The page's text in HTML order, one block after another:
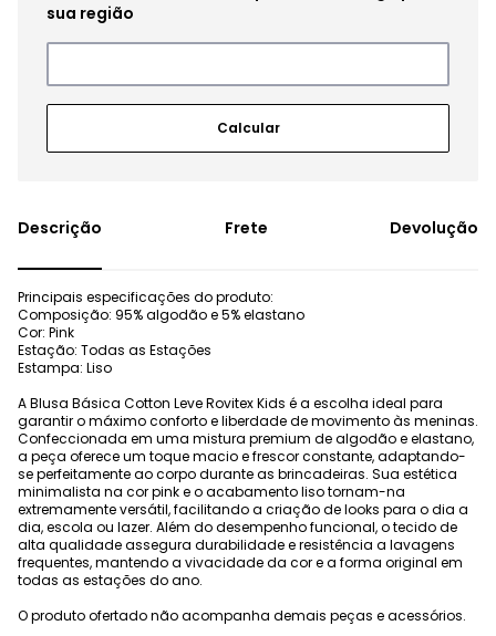
Frete Devolução
Principais especificações do produto:
Composição: 95% algodão e 5% elastano
Cor: Pink
Estação: Todas as Estações
Estampa: Liso
A Blusa Básica Cotton Leve Rovitex Kids é a escolha ideal para
garantir o máximo conforto e liberdade de movimento às meninas.
Confeccionada em uma mistura premium de algodão e elastano,
a peça oferece um toque macio e frescor constante, adaptando-
se perfeitamente ao corpo durante as brincadeiras. Sua estética
minimalista na cor pink e o acabamento liso tornam-na
extremamente versátil, facilitando a criação de looks para o dia a
dia, escola ou lazer. Além do desempenho funcional, o tecido de
alta qualidade assegura durabilidade e resistência a lavagens
frequentes, mantendo a vivacidade da cor e a forma original em
todas as estações do ano.
O produto ofertado não acompanha demais peças e acessórios.